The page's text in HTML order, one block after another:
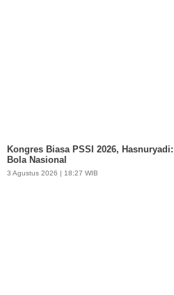
Kongres Biasa PSSI 2026,
Bola Nasional
3 Agustus 2026 | 18:27 WIB